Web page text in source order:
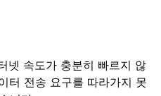
넷 속도가 충분히 빠르지 않
터 전송 요구를 따라가지 못